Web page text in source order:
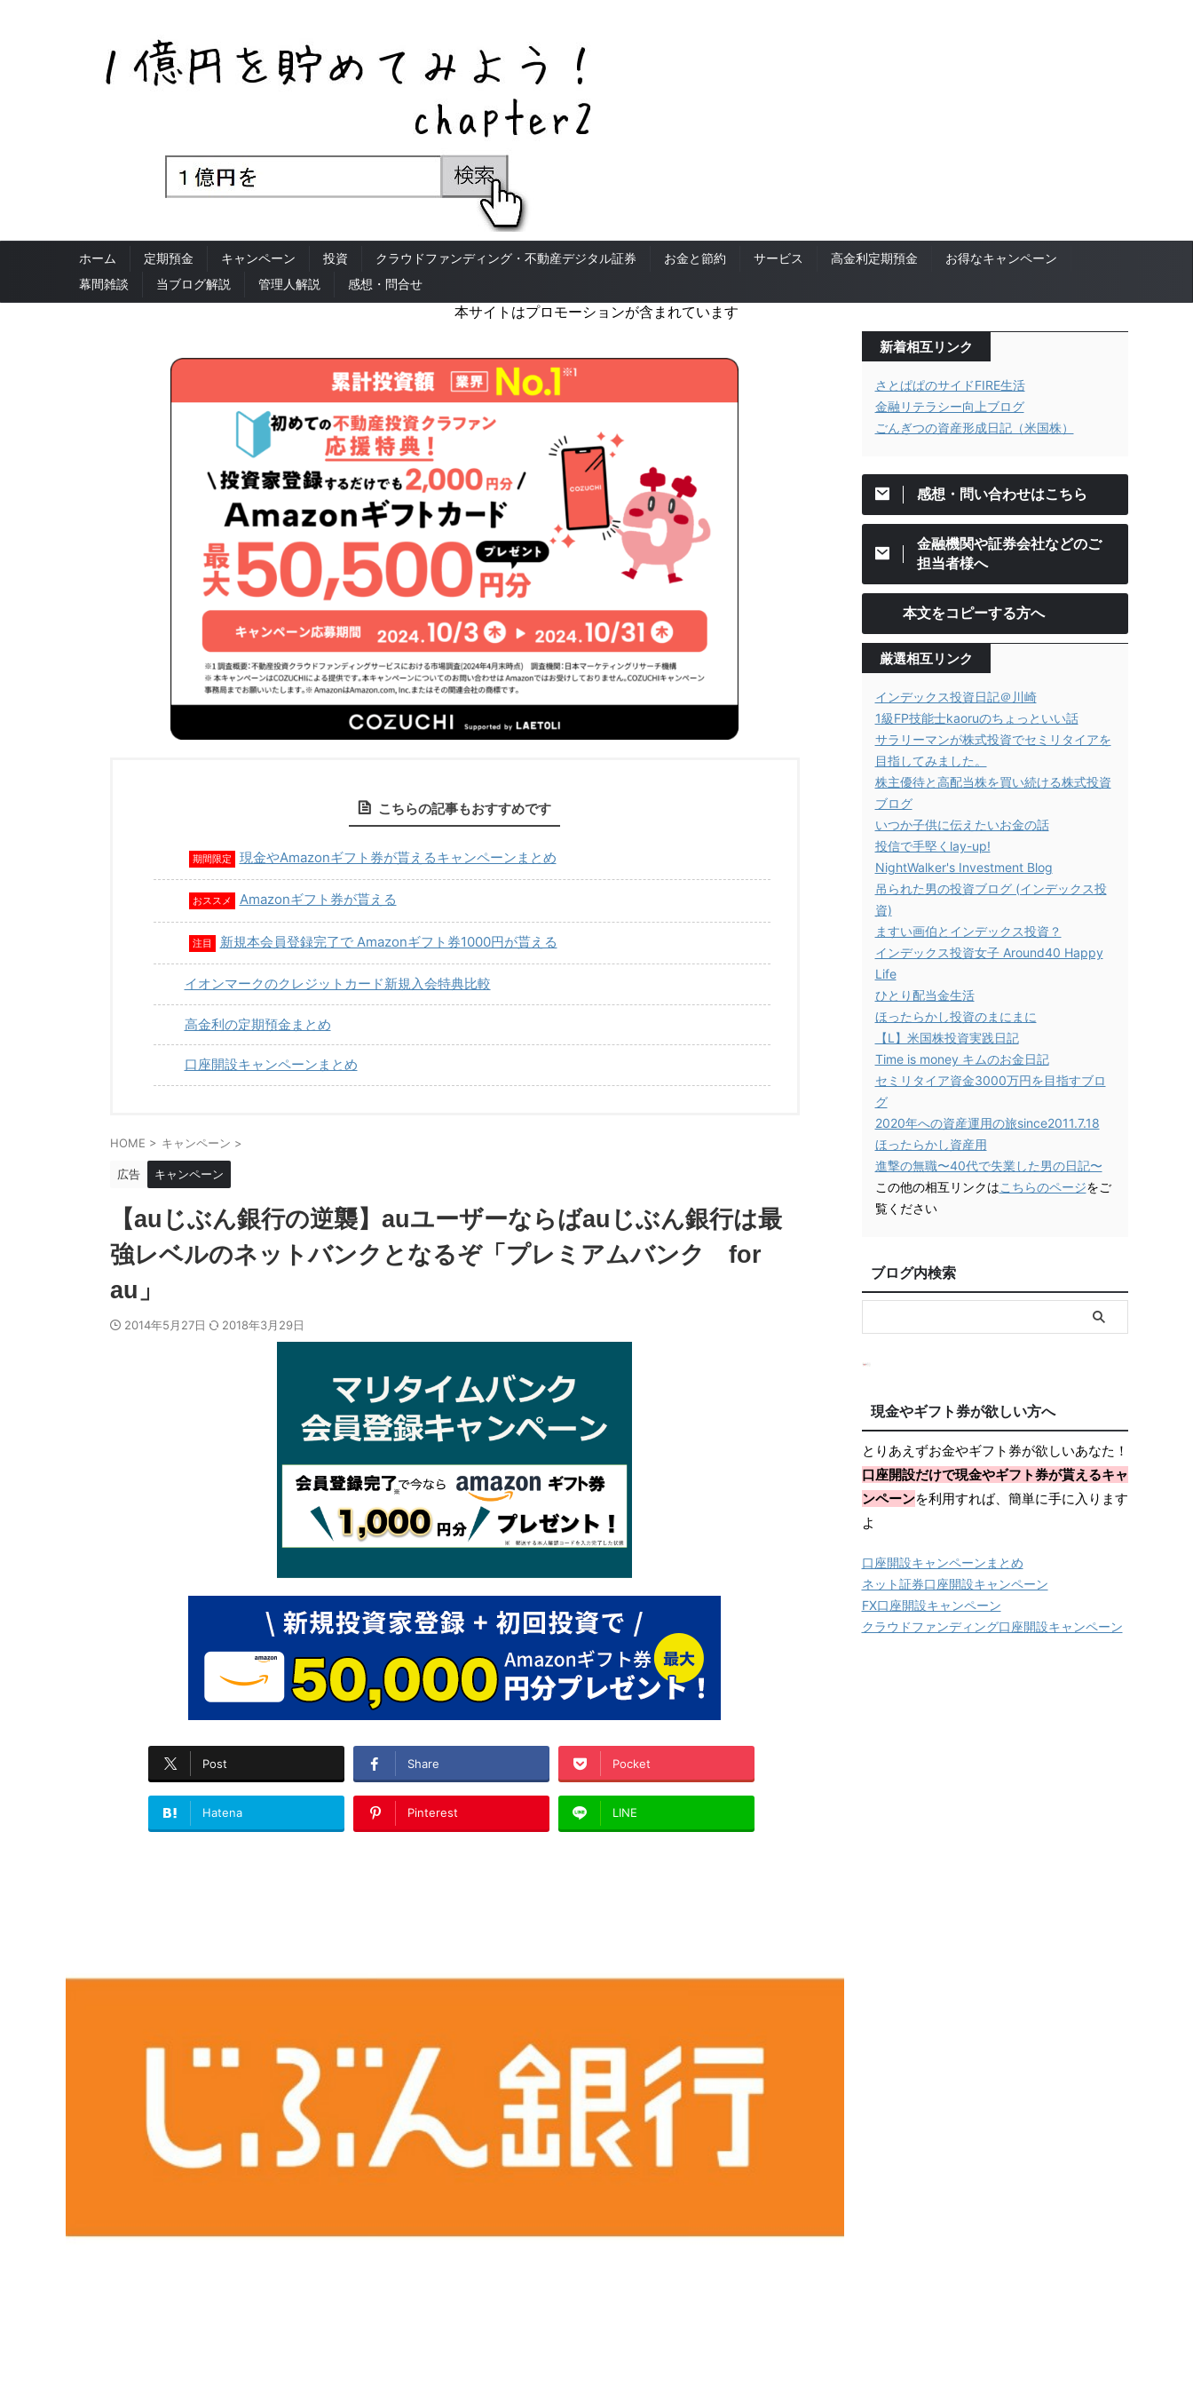
ホーム 定期預金 キャンペーン 投資 クラウドファンディング・不動産デジタル証券 お金と節約 サービス 高金利定期預金
お得なキャンペーン
幕間雑談
当ブログ解説 管理人解説 感想・問合せ
本サイトはプロモーションが含まれています
こちらの記事もおすすめです
期間限定 現金やAmazonギフト券が貰えるキャンペーンまとめ
おススメ Amazonギフト券が貰える
注目 新規本会員登録完了で Amazonギフト券1000円が貰える
イオンマークのクレジットカード新規入会特典比較
高金利の定期預金まとめ
口座開設キャンペーンまとめ
HOME > キャンペーン >
広告 キャンペーン
【auじぶん銀行の逆襲】auユーザーならばauじぶん銀行は最
強レベルのネットバンクとなるぞ「プレミアムバンク for
au」
2014年5月27日 2018年3月29日
Post Share Pocket
Hatena Pinterest LINE
新着相互リンク
さとぱぱのサイドFIRE生活
金融リテラシー向上ブログ
ごんぎつの資産形成日記（米国株）
感想・問い合わせはこちら
金融機関や証券会社などのご
担当者様へ
本文をコピーする方へ
厳選相互リンク
インデックス投資日記＠川崎
1級FP技能士kaoruのちょっといい話
サラリーマンが株式投資でセミリタイアを
目指してみました。
株主優待と高配当株を買い続ける株式投資
ブログ
いつか子供に伝えたいお金の話
投信で手堅くlay-up!
NightWalker's Investment Blog
吊られた男の投資ブログ (インデックス投
資)
ますい画伯とインデックス投資？
インデックス投資女子 Around40 Happy
Life
ひとり配当金生活
ほったらかし投資のまにまに
【L】米国株投資実践日記
Time is money キムのお金日記
セミリタイア資金3000万円を目指すブロ
グ
2020年への資産運用の旅since2011.7.18
ほったらかし資産用
進撃の無職〜40代で失業した男の日記〜
この他の相互リンクはこちらのページをご
覧ください
ブログ内検索
現金やギフト券が欲しい方へ
とりあえずお金やギフト券が欲しいあなた！
口座開設だけで現金やギフト券が貰えるキャ
ンペーンを利用すれば、簡単に手に入ります
よ
口座開設キャンペーンまとめ
ネット証券口座開設キャンペーン
FX口座開設キャンペーン
クラウドファンディング口座開設キャンペーン